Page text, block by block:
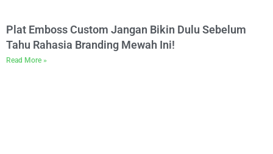
Plat Emboss Custom Jangan Bikin Dulu Sebelum
Tahu Rahasia Branding Mewah Ini!
Read More »